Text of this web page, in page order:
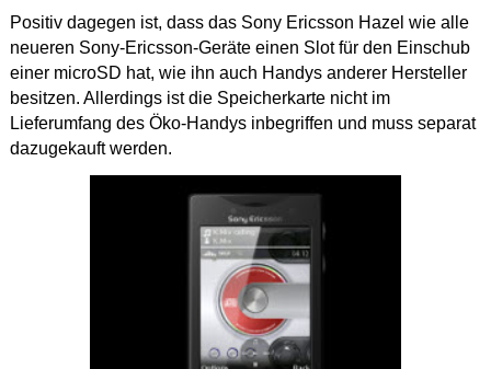
Positiv dagegen ist, dass das Sony Ericsson Hazel wie alle
neueren Sony-Ericsson-Geräte einen Slot für den Einschub
einer microSD hat, wie ihn auch Handys anderer Hersteller
besitzen. Allerdings ist die Speicherkarte nicht im
Lieferumfang des Öko-Handys inbegriffen und muss separat
dazugekauft werden.